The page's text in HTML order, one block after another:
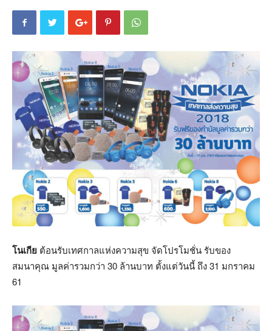
โนเกีย ต้อนรับเทศกาลแห่งความสุข จัดโปรโมชั่น รับของ
สมนาคุณ มูลค่ารวมกว่า 30 ล้านบาท ตั้งแต่วันนี้ ถึง 31 มกราคม
61